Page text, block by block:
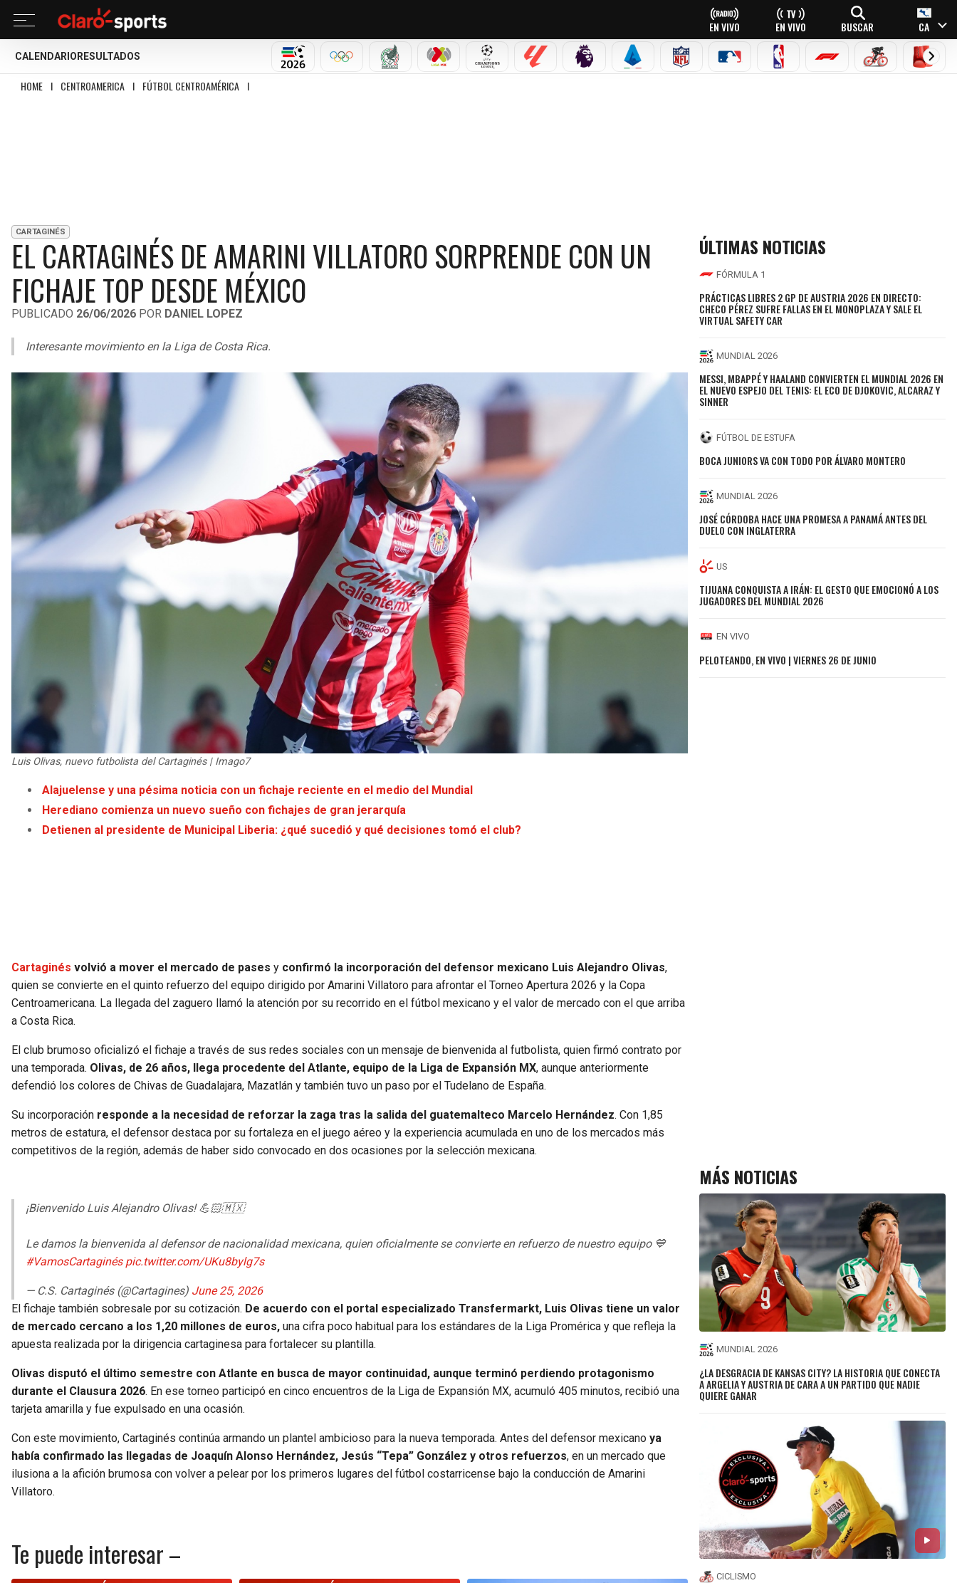
EN VIVO EN VIVO BUSCAR CA
CALENDARIO RESULTADOS
MUNDIAL 2026OLÍMPICOSSELECCIÓN MEXICANA
LIGA MX CHAMPIONS LEAGUE
LALIGA PREMIER LEAGUE
SERIE A NFL MLB NBA FÓRMULA 1CICLISMOBOXEO
HOME I CENTROAMERICA I FÚTBOL CENTROAMÉRICA I
CARTAGINÉS
EL CARTAGINÉS DE AMARINI VILLATORO SORPRENDE CON UN
FICHAJE TOP DESDE MÉXICO
PUBLICADO 26/06/2026 POR DANIEL LOPEZ
Interesante movimiento en la Liga de Costa Rica.
Luis Olivas, nuevo futbolista del Cartaginés | Imago7
Alajuelense y una pésima noticia con un fichaje reciente en el medio del Mundial
Herediano comienza un nuevo sueño con fichajes de gran jerarquía
Detienen al presidente de Municipal Liberia: ¿qué sucedió y qué decisiones tomó el club?
Cartaginés volvió a mover el mercado de pases y confirmó la incorporación del defensor mexicano Luis Alejandro Olivas,
quien se convierte en el quinto refuerzo del equipo dirigido por Amarini Villatoro para afrontar el Torneo Apertura 2026 y la Copa
Centroamericana. La llegada del zaguero llamó la atención por su recorrido en el fútbol mexicano y el valor de mercado con el que arriba
a Costa Rica.
El club brumoso oficializó el fichaje a través de sus redes sociales con un mensaje de bienvenida al futbolista, quien firmó contrato por
una temporada. Olivas, de 26 años, llega procedente del Atlante, equipo de la Liga de Expansión MX, aunque anteriormente
defendió los colores de Chivas de Guadalajara, Mazatlán y también tuvo un paso por el Tudelano de España.
Su incorporación responde a la necesidad de reforzar la zaga tras la salida del guatemalteco Marcelo Hernández. Con 1,85
metros de estatura, el defensor destaca por su fortaleza en el juego aéreo y la experiencia acumulada en uno de los mercados más
competitivos de la región, además de haber sido convocado en dos ocasiones por la selección mexicana.
¡Bienvenido Luis Alejandro Olivas! 💪🏻🇲🇽
Le damos la bienvenida al defensor de nacionalidad mexicana, quien oficialmente se convierte en refuerzo de nuestro equipo 💙
#VamosCartaginés pic.twitter.com/UKu8bylg7s
— C.S. Cartaginés (@Cartagines) June 25, 2026
El fichaje también sobresale por su cotización. De acuerdo con el portal especializado Transfermarkt, Luis Olivas tiene un valor
de mercado cercano a los 1,20 millones de euros, una cifra poco habitual para los estándares de la Liga Promérica y que refleja la
apuesta realizada por la dirigencia cartaginesa para fortalecer su plantilla.
Olivas disputó el último semestre con Atlante en busca de mayor continuidad, aunque terminó perdiendo protagonismo
durante el Clausura 2026. En ese torneo participó en cinco encuentros de la Liga de Expansión MX, acumuló 405 minutos, recibió una
tarjeta amarilla y fue expulsado en una ocasión.
Con este movimiento, Cartaginés continúa armando un plantel ambicioso para la nueva temporada. Antes del defensor mexicano ya
había confirmado las llegadas de Joaquín Alonso Hernández, Jesús “Tepa” González y otros refuerzos, en un mercado que
ilusiona a la afición brumosa con volver a pelear por los primeros lugares del fútbol costarricense bajo la conducción de Amarini
Villatoro.
Te puede interesar –
ÚLTIMAS NOTICIAS
FÓRMULA 1
PRÁCTICAS LIBRES 2 GP DE AUSTRIA 2026 EN DIRECTO:
CHECO PÉREZ SUFRE FALLAS EN EL MONOPLAZA Y SALE EL
VIRTUAL SAFETY CAR
MUNDIAL 2026
MESSI, MBAPPÉ Y HAALAND CONVIERTEN EL MUNDIAL 2026 EN
EL NUEVO ESPEJO DEL TENIS: EL ECO DE DJOKOVIC, ALCARAZ Y
SINNER
FÚTBOL DE ESTUFA
BOCA JUNIORS VA CON TODO POR ÁLVARO MONTERO
MUNDIAL 2026
JOSÉ CÓRDOBA HACE UNA PROMESA A PANAMÁ ANTES DEL
DUELO CON INGLATERRA
US
TIJUANA CONQUISTA A IRÁN: EL GESTO QUE EMOCIONÓ A LOS
JUGADORES DEL MUNDIAL 2026
EN VIVO
PELOTEANDO, EN VIVO | VIERNES 26 DE JUNIO
MÁS NOTICIAS
MUNDIAL 2026
¿LA DESGRACIA DE KANSAS CITY? LA HISTORIA QUE CONECTA
A ARGELIA Y AUSTRIA DE CARA A UN PARTIDO QUE NADIE
QUIERE GANAR
CICLISMO